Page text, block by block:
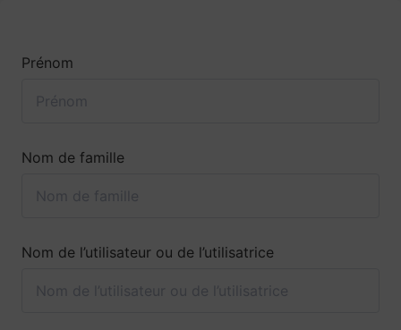
Prénom
Nom de famille
Nom de l’utilisateur ou de l’utilisatrice